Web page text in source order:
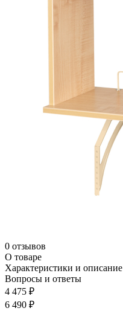
0 отзывов
О товаре
Характеристики и описание
Вопросы и ответы
4 475 ₽
6 490 ₽